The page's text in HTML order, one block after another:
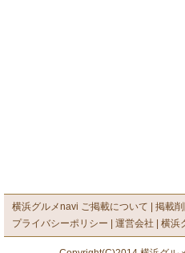
横浜グルメnavi ご掲載について 掲載
プライバシーポリシー
運営会社 横浜